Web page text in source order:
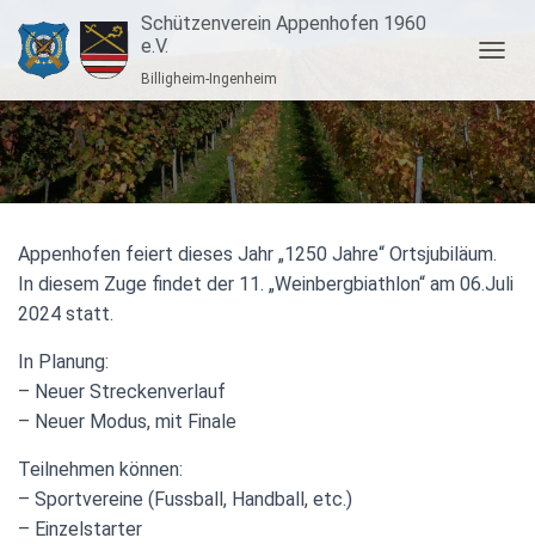
Schützenverein Appenhofen 1960
e.V.
Billigheim-Ingenheim
V
I
G
A
T
O
N
U
Appenhofen feiert dieses Jahr „1250 Jahre“ Ortsjubiläum.
In diesem Zuge findet der 11. „Weinbergbiathlon“ am 06.Juli
2024 statt.
In Planung:
– Neuer Streckenverlauf
– Neuer Modus, mit Finale
Teilnehmen können:
– Sportvereine (Fussball, Handball, etc.)
– Einzelstarter